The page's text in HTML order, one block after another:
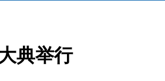
典举行